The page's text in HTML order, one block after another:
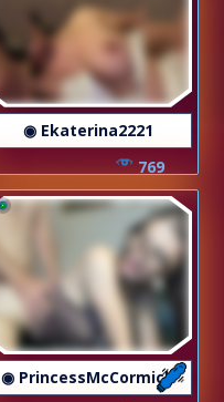
◉ Ekaterina2221
769
◉ PrincessMcCormick